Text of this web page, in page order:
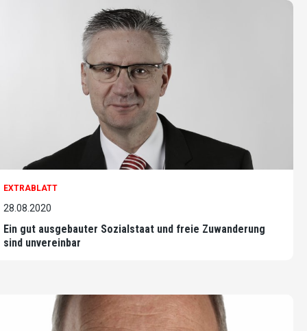
EXTRABLATT
28.08.2020
Ein gut ausgebauter Sozialstaat und freie Zuwanderung
sind unvereinbar